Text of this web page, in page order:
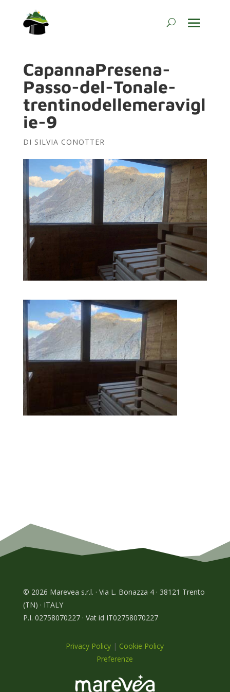
CapannaPresena-
Passo-del-Tonale-
trentinodellemeravigl
ie-9
DI SILVIA CONOTTER
© 2026 Marevea s.r.l. · Via L. Bonazza 4 · 38121 Trento
(TN) · ITALY
P.I. 02758070227 · Vat id IT02758070227
Privacy Policy | Cookie Policy
Preferenze